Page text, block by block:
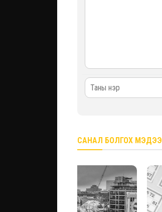
САНАЛ БОЛГОХ МЭДЭЭ